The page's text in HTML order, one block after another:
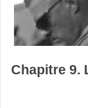
Chapitre 9.